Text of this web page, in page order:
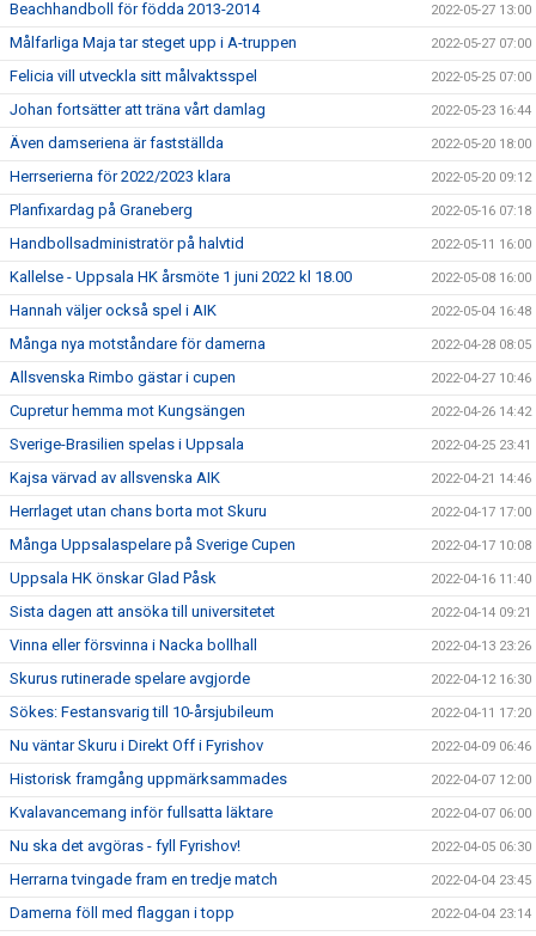
Beachhandboll för födda 2013-2014 2022-05-27 13:00
Målfarliga Maja tar steget upp i A-truppen 2022-05-27 07:00
Felicia vill utveckla sitt målvaktsspel 2022-05-25 07:00
Johan fortsätter att träna vårt damlag 2022-05-23 16:44
Även damseriena är fastställda 2022-05-20 18:00
Herrserierna för 2022/2023 klara 2022-05-20 09:12
Planfixardag på Graneberg 2022-05-16 07:18
Handbollsadministratör på halvtid 2022-05-11 16:00
Kallelse - Uppsala HK årsmöte 1 juni 2022 kl 18.00 2022-05-08 16:00
Hannah väljer också spel i AIK 2022-05-04 16:48
Många nya motståndare för damerna 2022-04-28 08:05
Allsvenska Rimbo gästar i cupen 2022-04-27 10:46
Cupretur hemma mot Kungsängen 2022-04-26 14:42
Sverige-Brasilien spelas i Uppsala 2022-04-25 23:41
Kajsa värvad av allsvenska AIK 2022-04-21 14:46
Herrlaget utan chans borta mot Skuru 2022-04-17 17:00
Många Uppsalaspelare på Sverige Cupen 2022-04-17 10:08
Uppsala HK önskar Glad Påsk 2022-04-16 11:40
Sista dagen att ansöka till universitetet 2022-04-14 09:21
Vinna eller försvinna i Nacka bollhall 2022-04-13 23:26
Skurus rutinerade spelare avgjorde 2022-04-12 16:30
Sökes: Festansvarig till 10-årsjubileum 2022-04-11 17:20
Nu väntar Skuru i Direkt Off i Fyrishov 2022-04-09 06:46
Historisk framgång uppmärksammades 2022-04-07 12:00
Kvalavancemang inför fullsatta läktare 2022-04-07 06:00
Nu ska det avgöras - fyll Fyrishov! 2022-04-05 06:30
Herrarna tvingade fram en tredje match 2022-04-04 23:45
Damerna föll med flaggan i topp 2022-04-04 23:14